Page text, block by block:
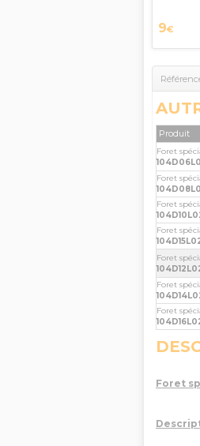
9€
Produit
Foret
Foret
Foret
Foret
Foret
Foret
Foret
Foret